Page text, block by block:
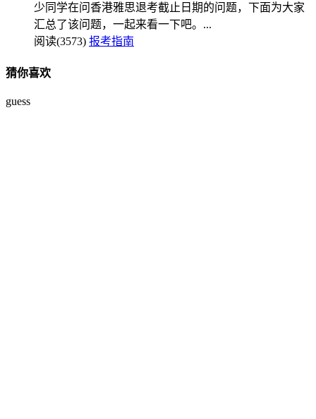
少同学在问香港雅思退考截止日期的问题，下面为大家
汇总了该问题，一起来看一下吧。...
阅读(3573) 报考指南
猜你喜欢
guess